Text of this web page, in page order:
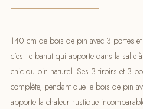
140 cm de bois de pin avec 3 portes
c’est le bahut qui apporte dans la salle
chic du pin naturel. Ses 3 tiroirs et 3
complète, pendant que le bois de pin
apporte la chaleur rustique